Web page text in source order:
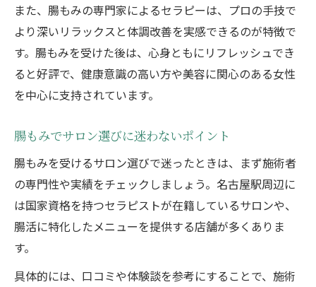
また、腸もみの専門家によるセラピーは、プロの手技で
より深いリラックスと体調改善を実感できるのが特徴で
す。腸もみを受けた後は、心身ともにリフレッシュでき
ると好評で、健康意識の高い方や美容に関心のある女性
を中心に支持されています。
腸もみでサロン選びに迷わないポイント
腸もみを受けるサロン選びで迷ったときは、まず施術者
の専門性や実績をチェックしましょう。名古屋駅周辺に
は国家資格を持つセラピストが在籍しているサロンや、
腸活に特化したメニューを提供する店舗が多くありま
す。
具体的には、口コミや体験談を参考にすることで、施術